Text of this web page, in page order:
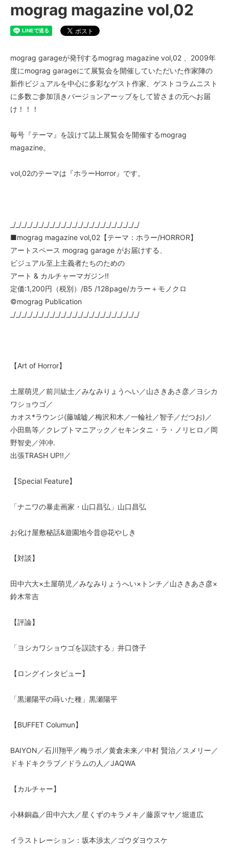
mograg magazine vol,02
mograg garageが発刊するmograg magazine vol,02 、2009年
度にmograg garageにて展覧会を開催していただいた作家陣の
新作ビジュアルを中心に多彩なゲスト作家、ゲストコラムニスト
に多数ご参加頂きバージョンアーップをして皆さまの元へお届
け！！！
毎号『テーマ』を設けて誌上展覧会を開催するmograg
magazine。
vol,02のテーマは『ホラーHorror』です。
_/_/_/_/_/_/_/_/_/_/_/_/_/_/_/_/_/_/_/_/_/_/_/
■mograg magazine vol,02【テーマ：ホラー/HORROR】
アートスペース mograg garage がお届けする、
ビジュアル至上主義者たちのための
アート & カルチャーマガジン!!
定価:1,200円（税別）/B5 /128page/カラー＋モノクロ
©mograg Publication
_/_/_/_/_/_/_/_/_/_/_/_/_/_/_/_/_/_/_/_/_/_/_/
【Art of Horror】
土屋萌児／前川紘士／みなみりょうへい／山さきあさ彦／ヨシカ
ワショウゴ／
カオス*ラウンジ(藤城嘘／梅沢和木／一輪社／智子／だつお)／
小田島等／クレプトマニアック／セキンタニ・ラ・ノリヒロ／岡
野智史／沖冲.
出張TRASH UP!!／
【Special Feature】
「ナニワの暴走画家・山口昌弘」山口昌弘
お化け屋敷秘話&遊園地今昔@花やしき
【対談】
田中六大×土屋萌児／みなみりょうへい×トンチ／山さきあさ彦×
鈴木常吉
【評論】
「ヨシカワショウゴを誤読する」井口啓子
【ロングインタビュー】
「黒瀬陽平の蒔いた種」黒瀬陽平
【BUFFET Columun】
BAIYON／石川翔平／梅ラボ／黄倉未来／中村 賢治／スメリー／
ドキドキクラブ／ドラムの人／JAQWA
【カルチャー】
小林銅蟲／田中六大／星くずのキラメキ／藤原マヤ／堀道広
イラストレーション：坂本渉太／ゴウダヨウスケ